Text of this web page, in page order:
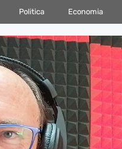
Politica Economia